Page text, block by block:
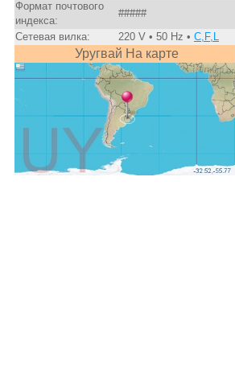
Формат почтового
индекса:
#####
Сетевая вилка:
220 V • 50 Hz • C,F,L
Уругвай На карте